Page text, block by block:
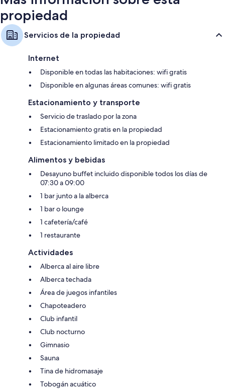
propiedad
Servicios de la propiedad
Internet
Disponible en todas las habitaciones: wifi gratis
Disponible en algunas áreas comunes: wifi gratis
Estacionamiento y transporte
Servicio de traslado por la zona
Estacionamiento gratis en la propiedad
Estacionamiento limitado en la propiedad
Alimentos y bebidas
Desayuno buffet incluido disponible todos los días de
07:30 a 09:00
1 bar junto a la alberca
1 bar o lounge
1 cafetería/café
1 restaurante
Actividades
Alberca al aire libre
Alberca techada
Área de juegos infantiles
Chapoteadero
Club infantil
Club nocturno
Gimnasio
Sauna
Tina de hidromasaje
Tobogán acuático